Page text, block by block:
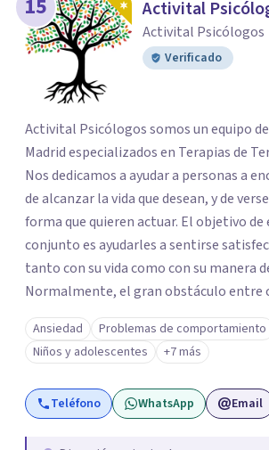
15 Activital
Activital Psicólogos
Verificado
Activital Psicólogos somos un equipo
Madrid especializados en Terapias de
Nos dedicamos a ayudar a personas a
de alcanzar la vida que desean, y de
forma que quieren actuar. El objetivo
conjunto es ayudarles a sentirse
tanto con su vida como con su manera
Normalmente, el gran obstáculo entre
las cosas y cómo nos gustarían son
emociones, miedos... Que nos impiden
de nuestras vidas y disfrutar del
nuestro trabajo consiste en ayudar a
conectar con qué cosas son
qué quieren que trate su vida, su
Ansiedad
Problemas de comportamiento
Niños y adolescentes
+7 más
Teléfono WhatsApp Email